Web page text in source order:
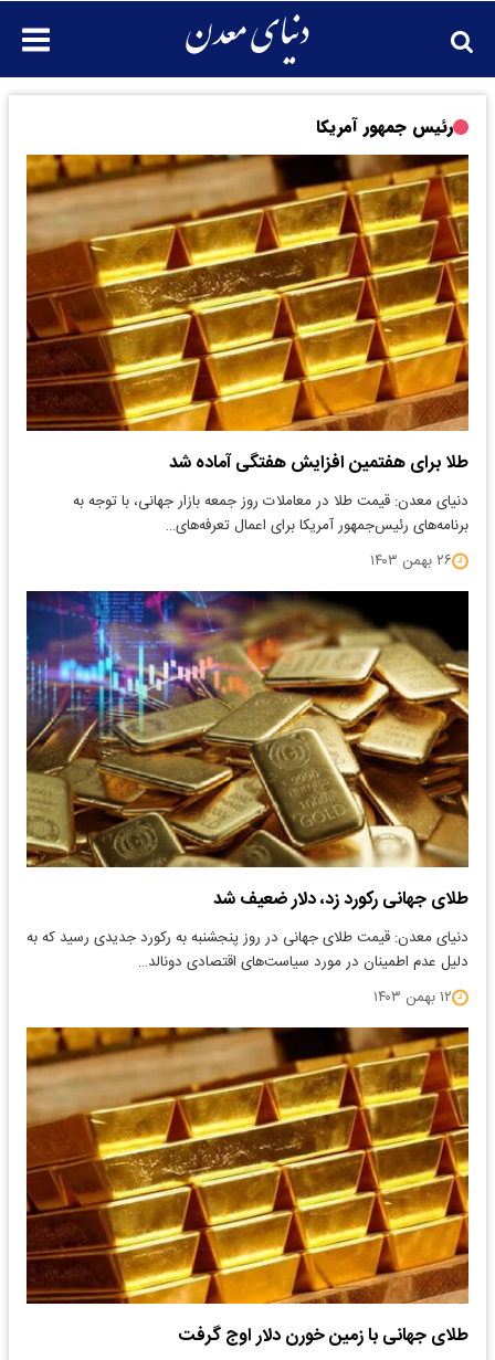
رئیس جمهور آمریکا
طلا برای هفتمین افزایش هفتگی آماده شد
دنیای معدن: قیمت طلا در معاملات روز جمعه بازار جهانی، با توجه به
برنامه‌های رئیس‌جمهور آمریکا برای اعمال تعرفه‌های…
۲۶ بهمن ۱۴۰۳
طلای جهانی رکورد زد، دلار ضعیف شد
دنیای معدن: قیمت طلای جهانی در روز پنجشنبه به رکورد جدیدی رسید که به
دلیل عدم اطمینان در مورد سیاست‌های اقتصادی دونالد…
۱۲ بهمن ۱۴۰۳
طلای جهانی با زمین خورن دلار اوج گرفت